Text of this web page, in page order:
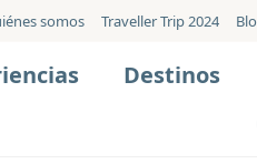
somos Traveller Trip 2024
Destinos